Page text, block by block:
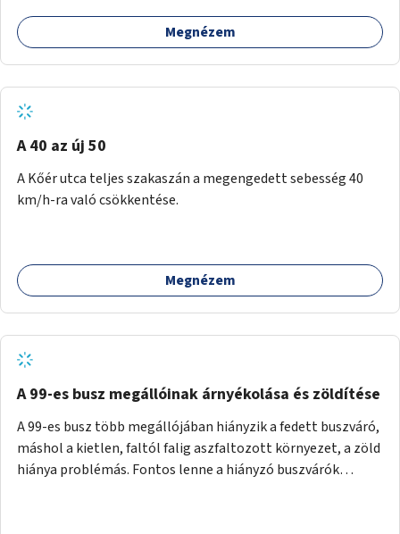
szintű növényzettel, öntözőrendszerrel, esetleg
valamilyen vizes attrakcióval ami végfut mind az 500m-en.
Megnézem
A 40 az új 50
A Kőér utca teljes szakaszán a megengedett sebesség 40
km/h-ra való csökkentése.
Megnézem
A 99-es busz megállóinak árnyékolása és zöldítése
A 99-es busz több megállójában hiányzik a fedett buszváró,
máshol a kietlen, faltól falig aszfaltozott környezet, a zöld
hiánya problémás. Fontos lenne a hiányzó buszvárók